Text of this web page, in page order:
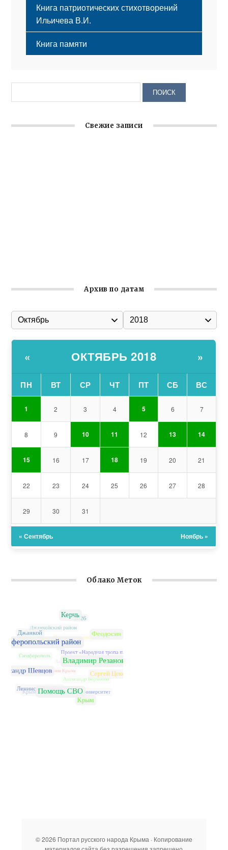
Книга патриотических стихотворений
Ильичева В.И.
Книга памяти
Свежие записи
Архив по датам
« ОКТЯБРЬ 2018 »
ПН ВТ СР ЧТ ПТ СБ ВС
1 2 3 4 5 6 7
8 9 10 11 12 13 14
15 16 17 18 19 20 21
22 23 24 25 26 27 28
29 30 31
« Сентябрь Ноябрь »
Облако Меток
© 2026 Портал русского народа Крыма · Копирование